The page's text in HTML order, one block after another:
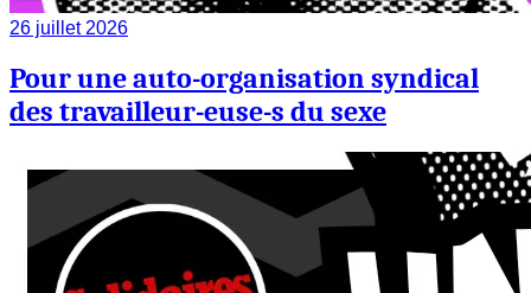
26 juillet 2026
Pour une auto-organisation syndical
des travailleur-euse-s du sexe